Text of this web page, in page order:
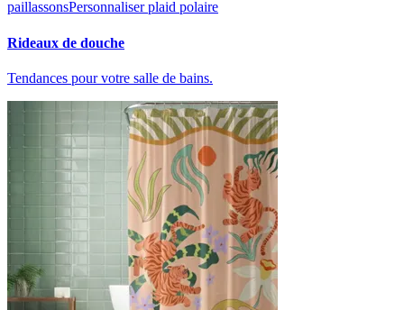
paillassonsPersonnaliser plaid polaire
Rideaux de douche
Tendances pour votre salle de bains.